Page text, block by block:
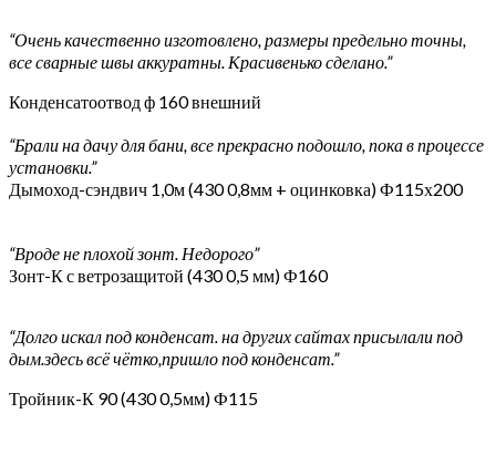
“Очень качественно изготовлено, размеры предельно точны,
все сварные швы аккуратны. Красивенько сделано.”
Конденсатоотвод ф 160 внешний
“Брали на дачу для бани, все прекрасно подошло, пока в процессе
установки.”
Дымоход-сэндвич 1,0м (430 0,8мм + оцинковка) Ф115х200
“Вроде не плохой зонт. Недорого”
Зонт-К с ветрозащитой (430 0,5 мм) Ф160
“Долго искал под конденсат. на других сайтах присылали под
дым.здесь всё чётко,пришло под конденсат.”
Тройник-К 90 (430 0,5мм) Ф115